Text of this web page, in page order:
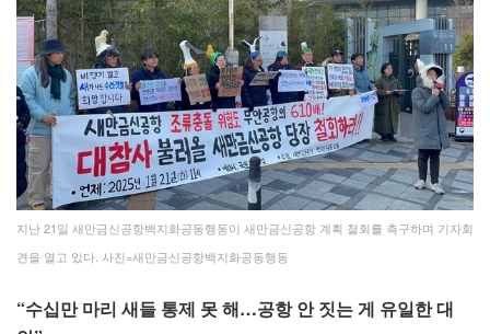
지난 21일 새만금신공항백지화공동행동이 새만금신공항 계획 철회를 촉구하며 기자회
견을 열고 있다. 사진=새만금신공항백지화공동행동
“수십만 마리 새들 통제 못 해…공항 안 짓는 게 유일한 대